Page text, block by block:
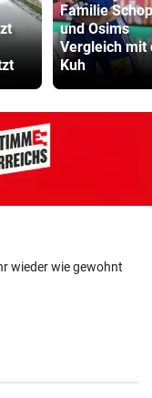
Familie
und Osims
Vergleich mit
Kuh
wieder wie gewohnt